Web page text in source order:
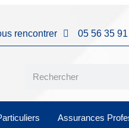
rencontrer 05 56 35
Assurances